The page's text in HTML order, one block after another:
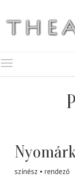
színész rendező